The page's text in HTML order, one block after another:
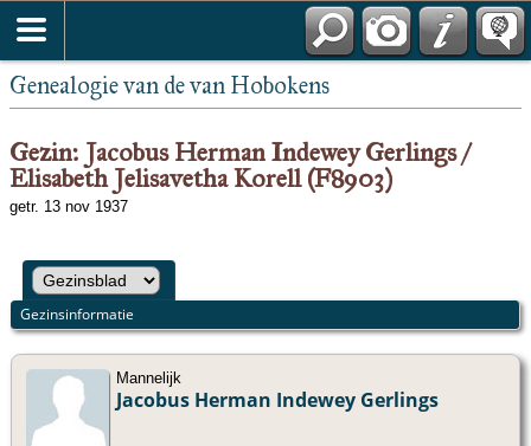
Genealogie van de van Hobokens
Gezin: Jacobus Herman Indewey Gerlings /
Elisabeth Jelisavetha Korell (F8903)
getr. 13 nov 1937
Gezinsinformatie
Mannelijk
Jacobus Herman Indewey Gerlings